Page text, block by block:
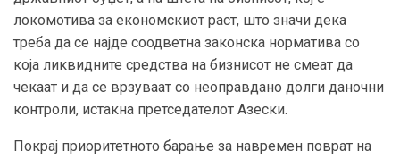
локомотива за економскиот раст, што значи дека
треба да се најде соодветна законска норматива со
која ликвидните средства на бизнисот не смеат да
чекаат и да се врзуваат со неоправдано долги даночни
контроли, истакна претседателот Азески.
Покрај приоритетното барање за навремен поврат на